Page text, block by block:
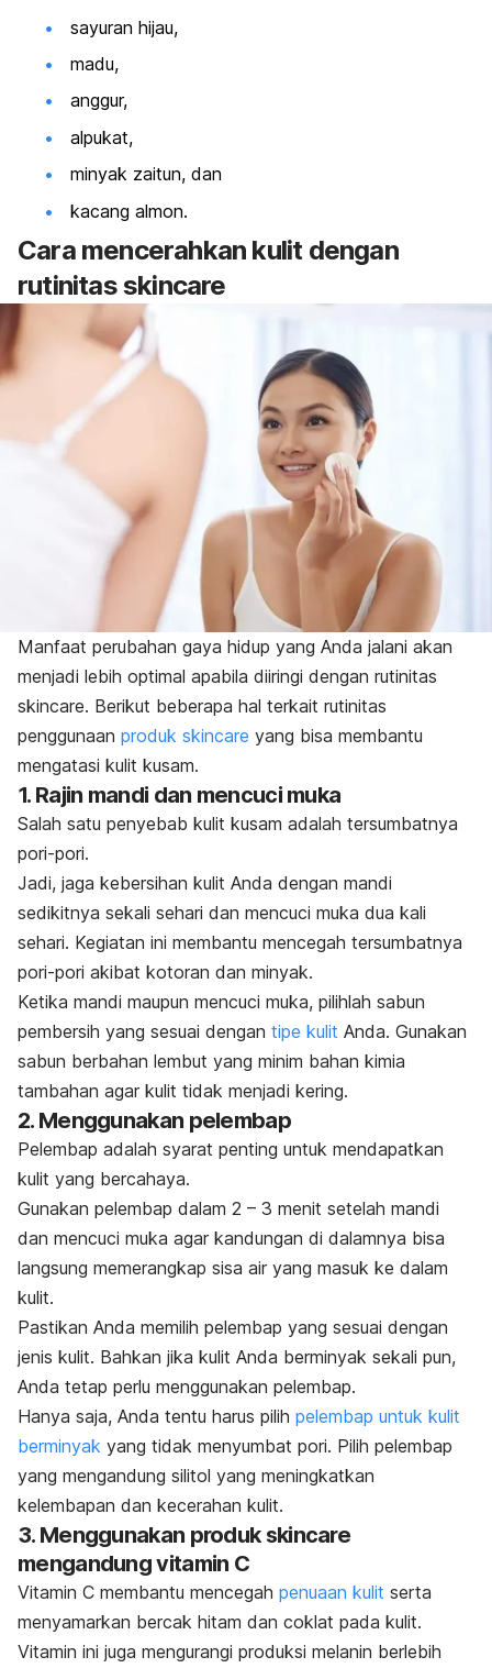
sayuran hijau,
madu,
anggur,
alpukat,
minyak zaitun, dan
kacang almon.
Cara mencerahkan kulit dengan
rutinitasskincare
Manfaat perubahan gaya hidup yang Anda jalani akan
menjadi lebih optimal apabila diiringi dengan rutinitas
skincare. Berikut beberapa hal terkait rutinitas
penggunaan produk skincare yang bisa membantu
mengatasi kulit kusam.
1. Rajin mandi dan mencuci muka
Salah satu penyebab kulit kusam adalah tersumbatnya
pori-pori.
Jadi, jaga kebersihan kulit Anda dengan mandi
sedikitnya sekali sehari dan mencuci muka dua kali
sehari. Kegiatan ini membantu mencegah tersumbatnya
pori-pori akibat kotoran dan minyak.
Ketika mandi maupun mencuci muka, pilihlah sabun
pembersih yang sesuai dengan tipe kulit Anda. Gunakan
sabun berbahan lembut yang minim bahan kimia
tambahan agar kulit tidak menjadi kering.
2. Menggunakan pelembap
Pelembap adalah syarat penting untuk mendapatkan
kulit yang bercahaya.
Gunakan pelembap dalam 2 – 3 menit setelah mandi
dan mencuci muka agar kandungan di dalamnya bisa
langsung memerangkap sisa air yang masuk ke dalam
kulit.
Pastikan Anda memilih pelembap yang sesuai dengan
jenis kulit. Bahkan jika kulit Anda berminyak sekali pun,
Anda tetap perlu menggunakan pelembap.
Hanya saja, Anda tentu harus pilih pelembap untuk kulit
berminyak yang tidak menyumbat pori. Pilih pelembap
yang mengandung silitol yang meningkatkan
kelembapan dan kecerahan kulit.
3. Menggunakan produkskincare
mengandung vitamin C
Vitamin C membantu mencegah penuaan kulit serta
menyamarkan bercak hitam dan coklat pada kulit.
Vitamin ini juga mengurangi produksi melanin berlebih